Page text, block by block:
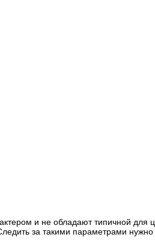
и не обладают типичной для
за такими параметрами